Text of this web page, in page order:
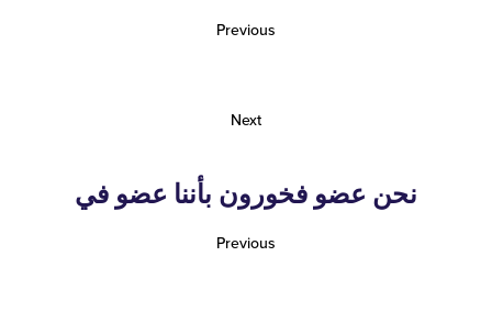
نحن عضو فخورون بأننا عضو في